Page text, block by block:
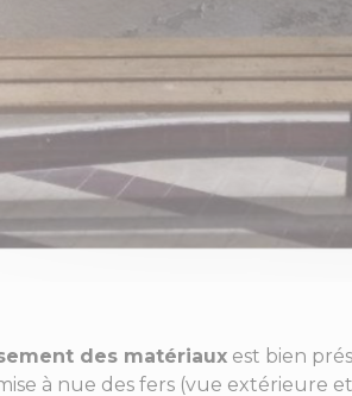
des matériaux est bien
à nue des fers (vue extérieure